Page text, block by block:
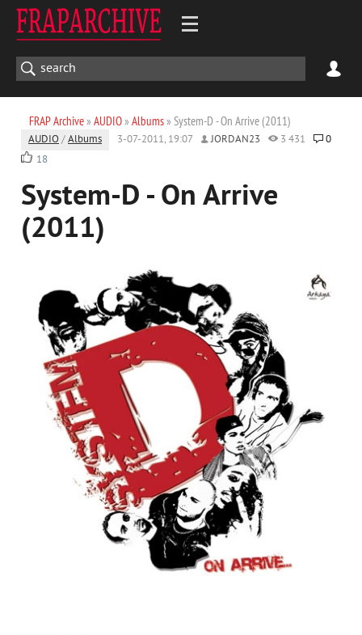
FRAP Archive» AUDIO» Albums» System-D - On Arrive (2011)
AUDIO /Albums 3-07-2011, 19:07 JORDAN23 3 431
0
18
System-D - On Arrive
(2011)